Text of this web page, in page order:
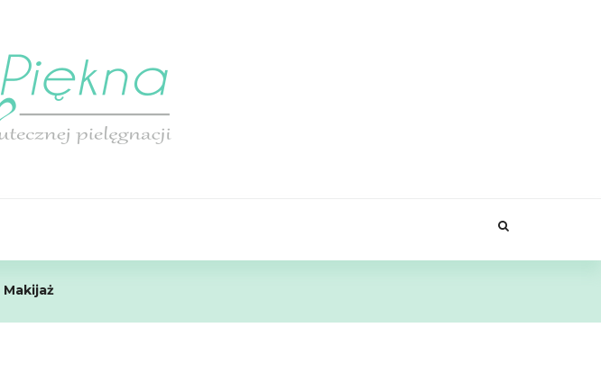
Makijaż